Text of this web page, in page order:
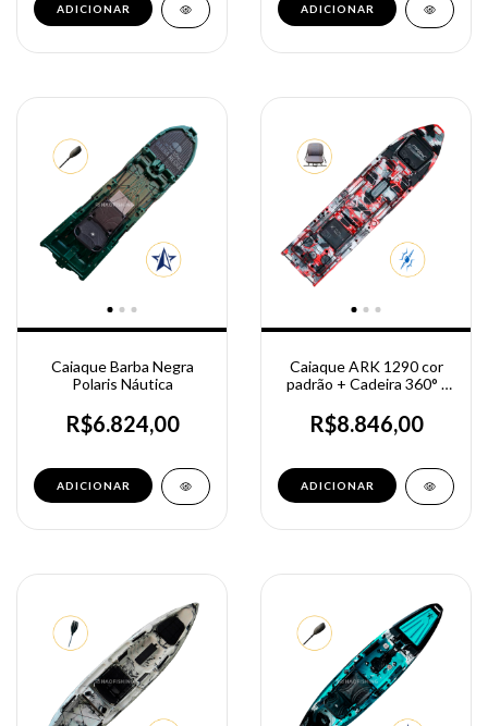
Caiaque Barba Negra
Polaris Náutica
R$6.824,00
Caiaque ARK 1290 cor
padrão + Cadeira 360° -
R$8.846,00